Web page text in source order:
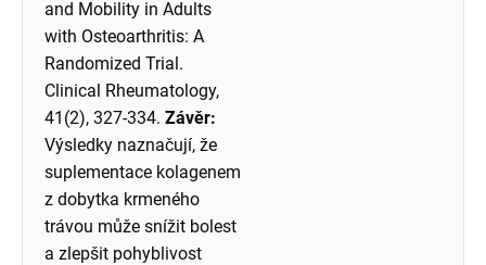
and Mobility in Adults
with Osteoarthritis: A
Randomized Trial.
Clinical Rheumatology,
41(2), 327-334. Závěr:
Výsledky naznačují, že
suplementace kolagenem
z dobytka krmeného
trávou může snížit bolest
a zlepšit pohyblivost